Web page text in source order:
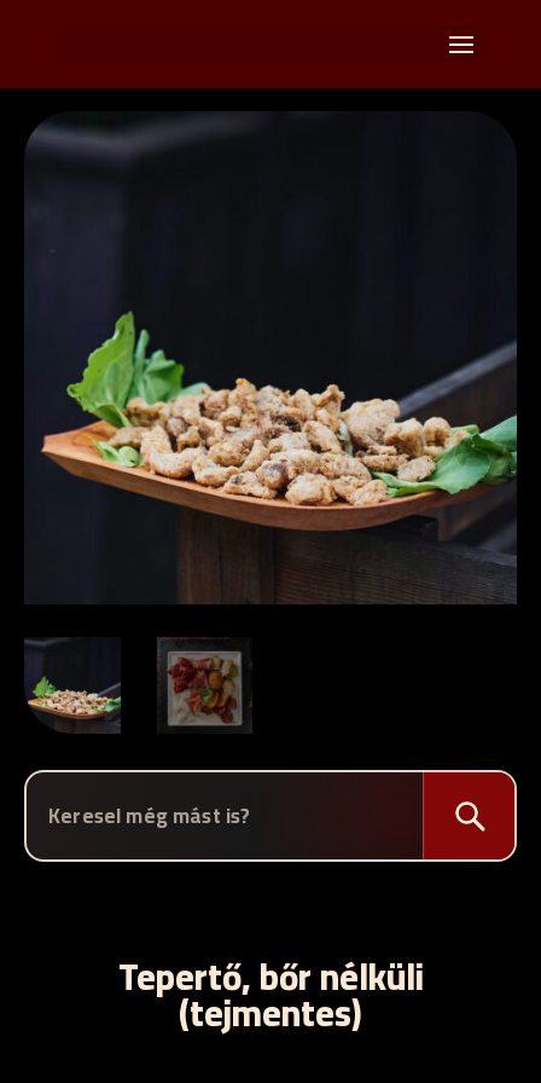
Tepertő, bőr nélküli
(tejmentes)